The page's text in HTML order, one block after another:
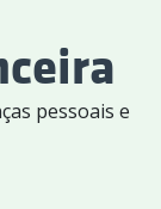
pessoais e